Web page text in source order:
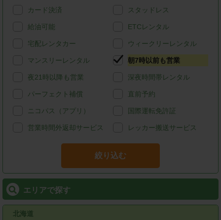
カード決済 スタッドレス
給油可能 ETCレンタル
宅配レンタカー ウィークリーレンタル
マンスリーレンタル 朝7時以前も営業
夜21時以降も営業 深夜時間帯レンタル
パーフェクト補償 直前予約
ニコパス（アプリ） 国際運転免許証
営業時間外返却サービス レッカー搬送サービス
絞り込む
エリアで探す
北海道